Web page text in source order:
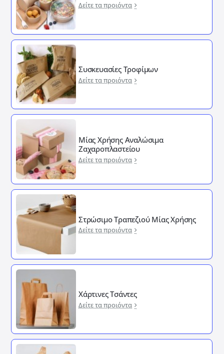
Δείτε τα προιόντα
Συσκευασίες Τροφίμων
Δείτε τα προιόντα
Μίας Χρήσης Αναλώσιμα
Ζαχαροπλαστείου
Δείτε τα προιόντα
Στρώσιμο Τραπεζιού Μίας Χρήσης
Δείτε τα προιόντα
Χάρτινες Τσάντες
Δείτε τα προιόντα